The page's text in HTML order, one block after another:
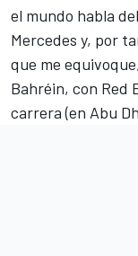
el mundo habla
Mercedes y, por
que me
Bahréin, con Red
carrera (en Abu